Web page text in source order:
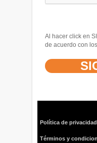
Al hacer click en
de acuerdo con los
Política de privacidad
Términos y